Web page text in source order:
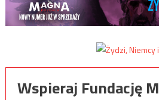
Wspieraj Fundację